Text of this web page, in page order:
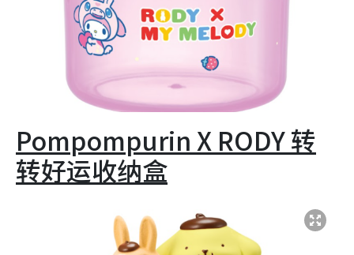
Pompompurin X RODY 转
转好运收纳盒